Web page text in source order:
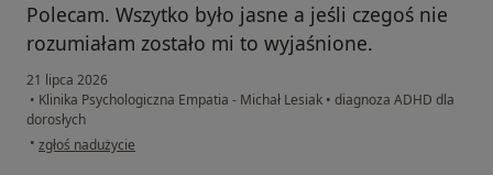
Polecam. Wszytko było jasne a jeśli czegoś nie
rozumiałam zostało mi to wyjaśnione.
21 lipca 2026
• Klinika Psychologiczna Empatia - Michał Lesiak • diagnoza ADHD dla
dorosłych
• w opinii użytkownika GB
zgłoś nadużycie